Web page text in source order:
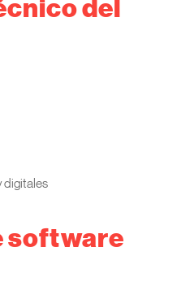
del
digitales
software